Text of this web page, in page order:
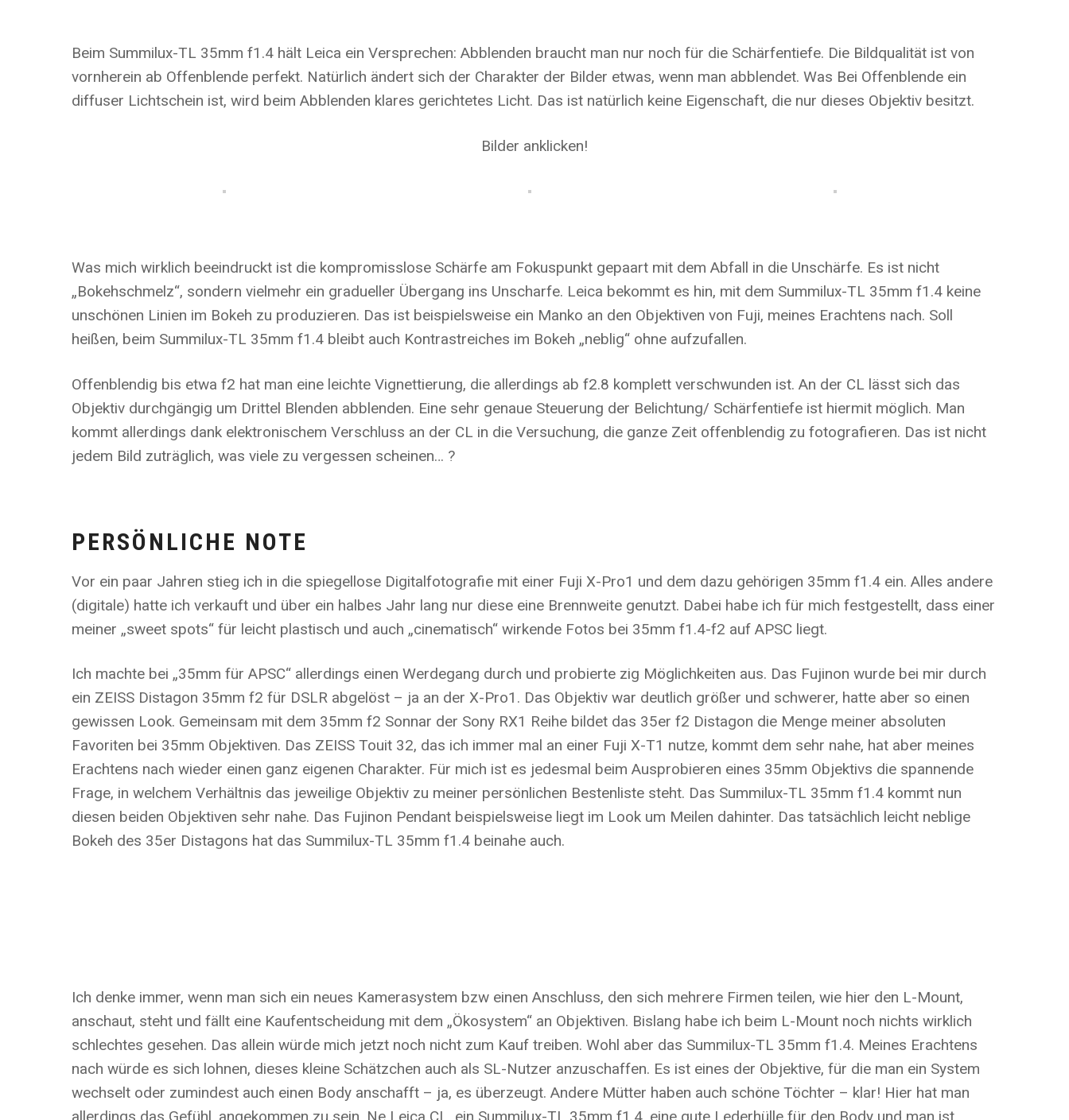
Beim Summilux-TL 35mm f1.4 hält Leica ein Versprechen: Abblenden braucht man nur noch für die Schärfentiefe. Die Bildqualität ist von
vornherein ab Offenblende perfekt. Natürlich ändert sich der Charakter der Bilder etwas, wenn man abblendet. Was Bei Offenblende ein
diffuser Lichtschein ist, wird beim Abblenden klares gerichtetes Licht. Das ist natürlich keine Eigenschaft, die nur dieses Objektiv besitzt.
Bilder anklicken!
Was mich wirklich beeindruckt ist die kompromisslose Schärfe am Fokuspunkt gepaart mit dem Abfall in die Unschärfe. Es ist nicht
„Bokehschmelz“, sondern vielmehr ein gradueller Übergang ins Unscharfe. Leica bekommt es hin, mit dem Summilux-TL 35mm f1.4 keine
unschönen Linien im Bokeh zu produzieren. Das ist beispielsweise ein Manko an den Objektiven von Fuji, meines Erachtens nach. Soll
heißen, beim Summilux-TL 35mm f1.4 bleibt auch Kontrastreiches im Bokeh „neblig“ ohne aufzufallen.
Offenblendig bis etwa f2 hat man eine leichte Vignettierung, die allerdings ab f2.8 komplett verschwunden ist. An der CL lässt sich das
Objektiv durchgängig um Drittel Blenden abblenden. Eine sehr genaue Steuerung der Belichtung/ Schärfentiefe ist hiermit möglich. Man
kommt allerdings dank elektronischem Verschluss an der CL in die Versuchung, die ganze Zeit offenblendig zu fotografieren. Das ist nicht
jedem Bild zuträglich, was viele zu vergessen scheinen… ?
PERSÖNLICHE NOTE
Vor ein paar Jahren stieg ich in die spiegellose Digitalfotografie mit einer Fuji X-Pro1 und dem dazu gehörigen 35mm f1.4 ein. Alles andere
(digitale) hatte ich verkauft und über ein halbes Jahr lang nur diese eine Brennweite genutzt. Dabei habe ich für mich festgestellt, dass einer
meiner „sweet spots“ für leicht plastisch und auch „cinematisch“ wirkende Fotos bei 35mm f1.4-f2 auf APSC liegt.
Ich machte bei „35mm für APSC“ allerdings einen Werdegang durch und probierte zig Möglichkeiten aus. Das Fujinon wurde bei mir durch
ein ZEISS Distagon 35mm f2 für DSLR abgelöst – ja an der X-Pro1. Das Objektiv war deutlich größer und schwerer, hatte aber so einen
gewissen Look. Gemeinsam mit dem 35mm f2 Sonnar der Sony RX1 Reihe bildet das 35er f2 Distagon die Menge meiner absoluten
Favoriten bei 35mm Objektiven. Das ZEISS Touit 32, das ich immer mal an einer Fuji X-T1 nutze, kommt dem sehr nahe, hat aber meines
Erachtens nach wieder einen ganz eigenen Charakter. Für mich ist es jedesmal beim Ausprobieren eines 35mm Objektivs die spannende
Frage, in welchem Verhältnis das jeweilige Objektiv zu meiner persönlichen Bestenliste steht. Das Summilux-TL 35mm f1.4 kommt nun
diesen beiden Objektiven sehr nahe. Das Fujinon Pendant beispielsweise liegt im Look um Meilen dahinter. Das tatsächlich leicht neblige
Bokeh des 35er Distagons hat das Summilux-TL 35mm f1.4 beinahe auch.
Ich denke immer, wenn man sich ein neues Kamerasystem bzw einen Anschluss, den sich mehrere Firmen teilen, wie hier den L-Mount,
anschaut, steht und fällt eine Kaufentscheidung mit dem „Ökosystem“ an Objektiven. Bislang habe ich beim L-Mount noch nichts wirklich
schlechtes gesehen. Das allein würde mich jetzt noch nicht zum Kauf treiben. Wohl aber das Summilux-TL 35mm f1.4. Meines Erachtens
nach würde es sich lohnen, dieses kleine Schätzchen auch als SL-Nutzer anzuschaffen. Es ist eines der Objektive, für die man ein System
wechselt oder zumindest auch einen Body anschafft – ja, es überzeugt. Andere Mütter haben auch schöne Töchter – klar! Hier hat man
allerdings das Gefühl, angekommen zu sein. Ne Leica CL, ein Summilux-TL 35mm f1.4, eine gute Lederhülle für den Body und man ist